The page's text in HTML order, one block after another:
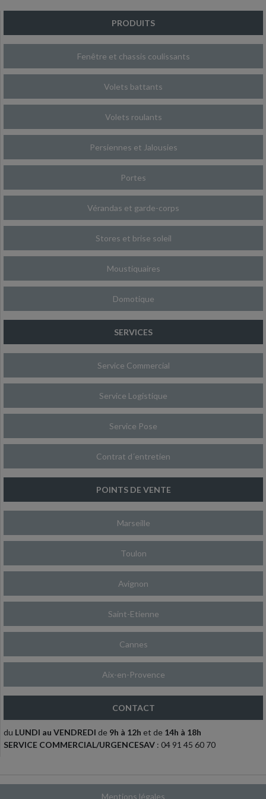
PRODUITS
Fenêtre et chassis coulissants
Volets battants
Volets roulants
Persiennes et Jalousies
Portes
Vérandas et garde-corps
Stores et brise soleil
Moustiquaires
Domotique
SERVICES
Service Commercial
Service Logistique
Service Pose
Contrat d´entretien
POINTS DE VENTE
Marseille
Toulon
Avignon
Saint-Etienne
Cannes
Aix-en-Provence
CONTACT
du LUNDI au VENDREDI de 9h à 12h et de 14h à 18h
SERVICE COMMERCIAL/URGENCESAV : 04 91 45 60 70
Mentions légales